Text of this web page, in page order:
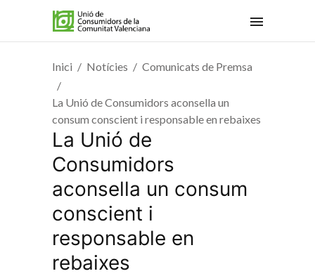
Inici Notícies Comunicats de Premsa
La Unió de Consumidors aconsella un
consum conscient i responsable en rebaixes
La Unió de
Consumidors
aconsella un consum
conscient i
responsable en
rebaixes